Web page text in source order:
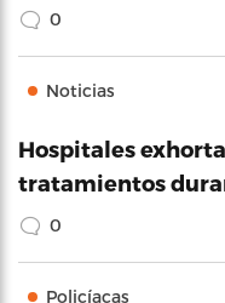
0
Noticias
Hospitales
tratamientos
0
Policíacas